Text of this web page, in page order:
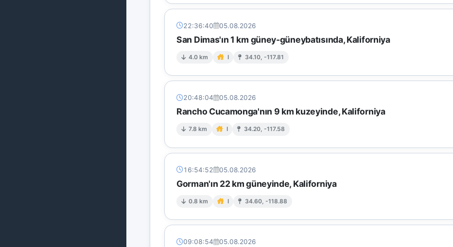
22:36:40 05.08.2026
San Dimas'ın 1 km güney-güneybatısında, Kaliforniya
4.0 km I 34.10, -117.81
20:48:04 05.08.2026
Rancho Cucamonga'nın 9 km kuzeyinde, Kaliforniya
7.8 km I 34.20, -117.58
16:54:52 05.08.2026
Gorman'ın 22 km güneyinde, Kaliforniya
0.8 km I 34.60, -118.88
09:08:54 05.08.2026